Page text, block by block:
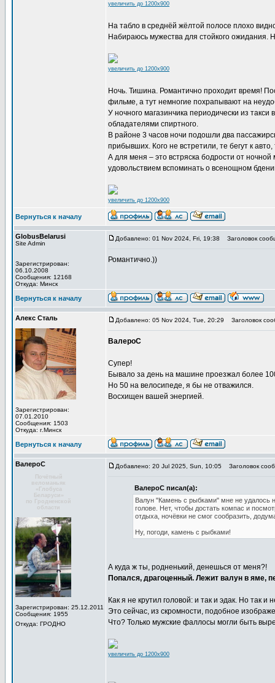
увеличить до 1200x900
На табло в среднёй жёлтой полосе плохо
Набираюсь мужества для стойкого
увеличить до 1200x900
Ночь. Тишина. Романтично проходит время!
фильме, а тут немногие похрапывают на
У ночного магазинчика периодически из
обладателями спиртного.
В районе 3 часов ночи подошли два
прибывших. Кого не встретили, те бегут к авто,
А для меня – это встряска бодрости от
удовольствием вспоминать о всенощном
увеличить до 1200x900
Вернуться к началу
GlobusBelarusi
Site Admin
Зарегистрирован:
06.10.2008
Сообщения: 12168
Откуда: Минск
Добавлено: 01 Nov 2024, Fri, 19:38 Заголовок
Романтично.))
Вернуться к началу
Алекс Сталь
Зарегистрирован:
07.01.2010
Сообщения: 1503
Откуда: г.Минск
Добавлено: 05 Nov 2024, Tue, 20:29 Заголовок
ВалероС
Супер!
Бывало за день на машине проезжал более
Но 50 на велосипеде, я бы не отважился.
Восхищен вашей энергией.
Вернуться к началу
ВалероС
Почётный
веломаньяк
«Глобуса
Беларуси»
по Гродненской
области
Зарегистрирован: 25.12.2011
Сообщения: 1955
Откуда: ГРОДНО
Добавлено: 20 Jul 2025, Sun, 10:05 Заголовок
ВалероС писал(а):
Валун "Камень с рыбками" мне не удалось
голове. Нет, чтобы достать компас и
отдыха, ночёвки не смог сообразить,
Ну, погоди, камень с рыбками!
А куда ж ты, родненький, денешься от меня?!
Попался, драгоценный. Лежит валун в яме,
Как я не крутил головой: и так и эдак. Но так
Это сейчас, из скромности, подобное
Что? Только мужские фаллосы могли быть
увеличить до 1200x900